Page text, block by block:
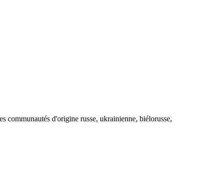
communautés d'origine russe, ukrainienne, biélorusse,